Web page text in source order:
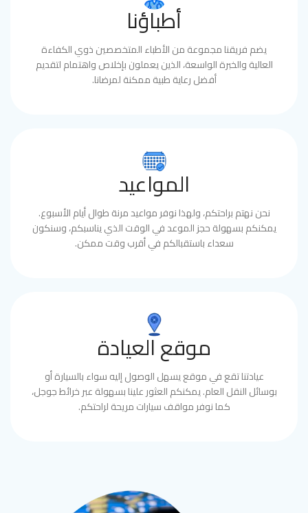
أطباؤنا
يضم فريقنا مجموعة من الأطباء المتخصصين ذوي الكفاءة
العالية والخبرة الواسعة، الذين يعملون بإخلاص واهتمام لتقديم
أفضل رعاية طبية ممكنة لمرضانا.
المواعيد
نحن نهتم براحتكم، ولهذا نوفر مواعيد مرنة طوال أيام الأسبوع.
يمكنكم بسهولة حجز الموعد في الوقت الذي يناسبكم، وسنكون
سعداء باستقبالكم في أقرب وقت ممكن.
موقع العيادة
عيادتنا تقع في موقع يسهل الوصول إليه سواء بالسيارة أو
بوسائل النقل العام. يمكنكم العثور علينا بسهولة عبر خرائط جوجل،
كما نوفر مواقف سيارات مريحة لراحتكم.